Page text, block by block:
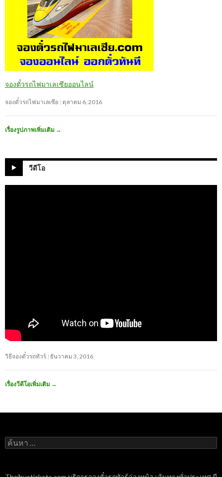
จองตั๋วรถไฟมาเลเซียออนไลน์
จองตั๋วรถไฟมาเลเซีย ตุลาคม 6, 2016
เรื่องรูปภาพเพิ่มเติม →
วีดีโอ
วิธีจองตั๋วรถทัวร์ ธันวาคม 3, 2016
เรื่องวีดีโอเพิ่มเติม →
ค้นหา
สำหรับ: